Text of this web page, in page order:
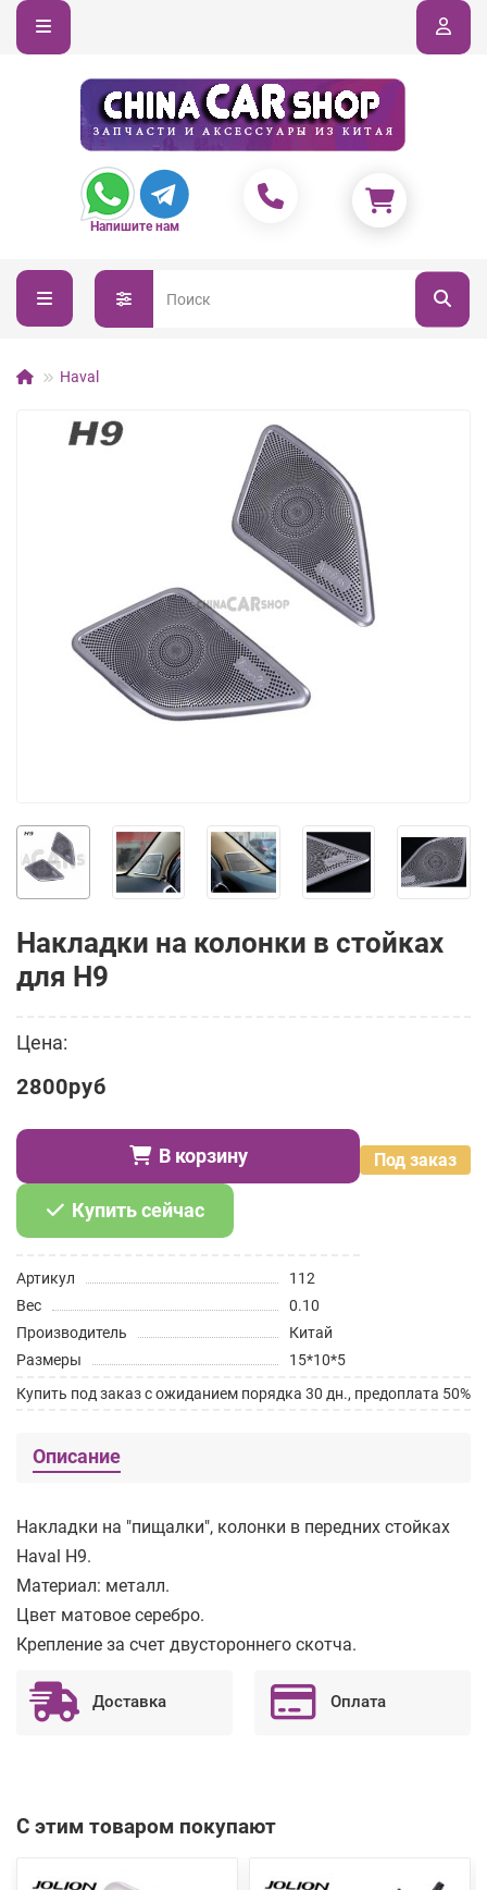
Напишите нам
Haval
Накладки на колонки в стойках
для H9
Цена:
2800руб
Под заказ
В корзину
Купить сейчас
Артикул
112
Вес
0.10
Производитель
Китай
Размеры
15*10*5
Купить под заказ с ожиданием порядка 30 дн., предоплата 50%
Описание
Накладки на "пищалки", колонки в передних стойках
Haval H9.
Материал: металл.
Цвет матовое серебро.
Крепление за счет двустороннего скотча.
Доставка Оплата
С этим товаром покупают